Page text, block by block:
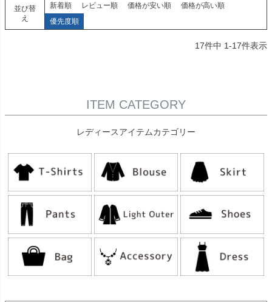
並び替
え
新着順 レビュー順 価格が安い順
価格が高い順
優先度順
17件中 1-17件表示
ITEM CATEGORY
レディースアイテムカテゴリー